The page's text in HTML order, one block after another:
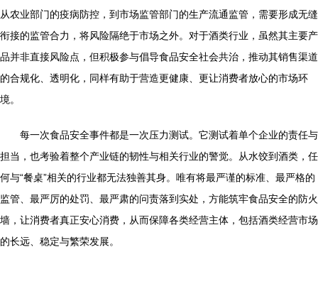
从农业部门的疫病防控，到市场监管部门的生产流通监管，需要形成无缝
衔接的监管合力，将风险隔绝于市场之外。对于酒类行业，虽然其主要产
品并非直接风险点，但积极参与倡导食品安全社会共治，推动其销售渠道
的合规化、透明化，同样有助于营造更健康、更让消费者放心的市场环
境。
每一次食品安全事件都是一次压力测试。它测试着单个企业的责任与
担当，也考验着整个产业链的韧性与相关行业的警觉。从水饺到酒类，任
何与“餐桌”相关的行业都无法独善其身。唯有将最严谨的标准、最严格的
监管、最严厉的处罚、最严肃的问责落到实处，方能筑牢食品安全的防火
墙，让消费者真正安心消费，从而保障各类经营主体，包括酒类经营市场
的长远、稳定与繁荣发展。